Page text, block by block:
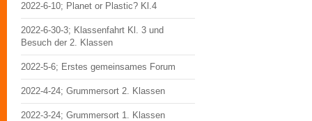
2022-6-10; Planet or Plastic? Kl.4
2022-6-30-3; Klassenfahrt Kl. 3 und
Besuch der 2. Klassen
2022-5-6; Erstes gemeinsames Forum
2022-4-24; Grummersort 2. Klassen
2022-3-24; Grummersort 1. Klassen